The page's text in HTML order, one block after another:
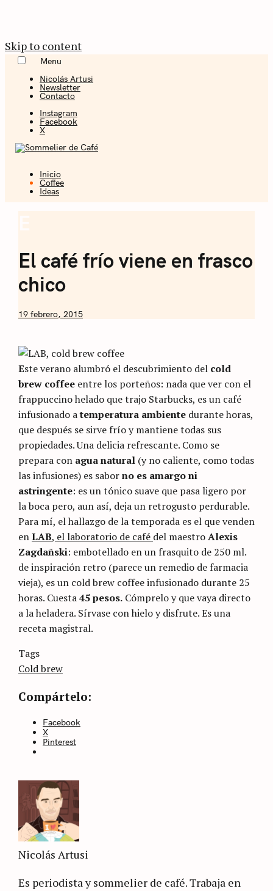
Skip to content
Menu
Nicolás Artusi
Newsletter
Contacto
Instagram
Facebook
X
Café
Coffee + Ideas
Inicio
Coffee
Ideas
El café frío viene en frasco
chico
by
19 febrero, 2015
Este verano alumbró el descubrimiento del cold
brew coffee entre los porteños: nada que ver con el
frappuccino helado que trajo Starbucks, es un café
infusionado atemperatura ambiente durante horas,
que después se sirve frío y mantiene todas sus
propiedades. Una delicia refrescante. Como se
prepara con agua natural (y no caliente, como todas
las infusiones) es saborno es amargo ni
astringente: es un tónico suave que pasa ligero por
la boca pero, aun así, deja un retrogusto perdurable.
Para mí, el hallazgo de la temporada es el que venden
enLAB, el laboratorio de café del maestroAlexis
Zagdañski: embotellado en un frasquito de 250 ml.
de inspiración retro (parece un remedio de farmacia
vieja), es un cold brew coffee infusionado durante 25
horas. Cuesta45 pesos. Cómprelo y que vaya directo
a la heladera. Sírvase con hielo y disfrute. Es una
receta magistral.
Categories
categoría
Tags
Cold brew
Compártelo:
Facebook
X
Pinterest
Nicolás Artusi
Es periodista y sommelier de café. Trabaja en